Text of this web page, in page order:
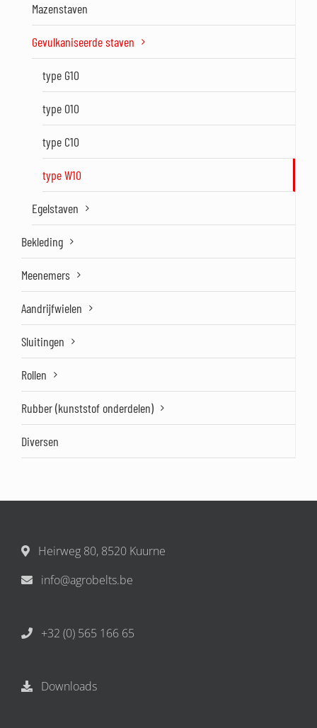
Mazenstaven
Gevulkaniseerde staven
type G10
type O10
type C10
type W10
Egelstaven
Bekleding
Meenemers
Aandrijfwielen
Sluitingen
Rollen
Rubber (kunststof onderdelen)
Diversen
Heirweg 80, 8520 Kuurne
info@agrobelts.be
+32 (0) 565 166 65
Downloads